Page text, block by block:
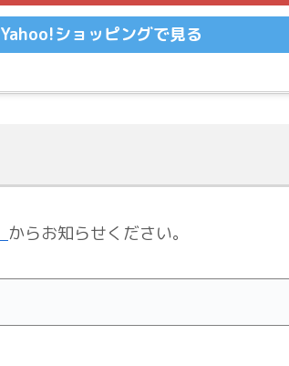
Yahoo!ショッピングで見る
からお知らせください。